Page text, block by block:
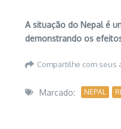
A situação do Nepal é
demonstrando os
Compartilhe com seus
Marcado: NEPAL